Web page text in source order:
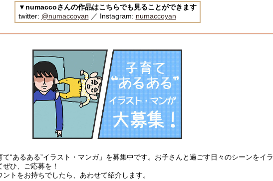
▼numaccoさんの作品はこちらでも見ることができます
twitter: @numaccoyan ／ Instagram: numaccoyan
“あるある”イラスト・マンガ」を募集中です。お子さんと過ごす日々のシーンをイラ
ひ、ご応募を！
トをお持ちでしたら、あわせて紹介します。